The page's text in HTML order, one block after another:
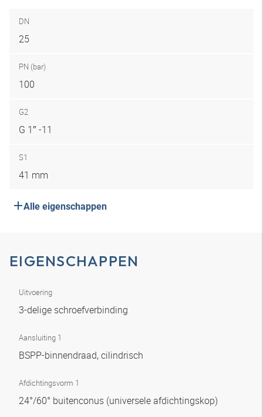
DN
25
PN (bar)
100
G2
G 1″ -11
S1
41 mm
Alle eigenschappen
EIGENSCHAPPEN
Uitvoering
3-delige schroefverbinding
Aansluiting 1
BSPP-binnendraad, cilindrisch
Afdichtingsvorm 1
24°/60° buitenconus (universele afdichtingskop)